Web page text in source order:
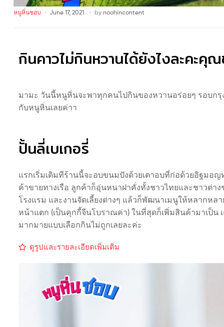
หนูหิ่นชอบ June 17, 2021 by noohincontent
กินคาวไม่กินหวานได้ยังไงละคะคุณ
มามะ วันนี้หนูหิ่นจะพาทุกคนไปกินของหวานอร่อยๆ รอบกรุ
กับหนูหิ่นเลยค่าา
ปั้นลี่เบเกอรี่
แรกเริ่มเดิมทีร้านนี้จะอบขนมปังด้วยเตาอบที่ก่อด้วยอิฐมอ
ค้าขายทางเรือ ลูกค้าก็อุ่นหนาฝาคั่งทั้งชาวไทยและชาวต่า
โรงแรม และงานจัดเลี้ยงต่างๆ แล้วก็พัฒนาเมนูให้หลากหล
หน้าแตก (เป็นคุกกี้จีนโบราณค่า) ในที่สุดก็เพิ่มสินค้ามาเป็น
มากมายแบบเลือกกินไม่ถูกเลยละค่ะ
ดูรูปและรายละเอียดเพิ่มเติม